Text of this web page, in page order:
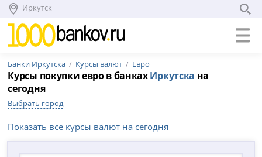
Иркутск
Банки Иркутска Курсы валют Евро
Курсы покупки евро в банкахИркутска на
сегодня
Выбрать город
Показать все курсы валют на сегодня